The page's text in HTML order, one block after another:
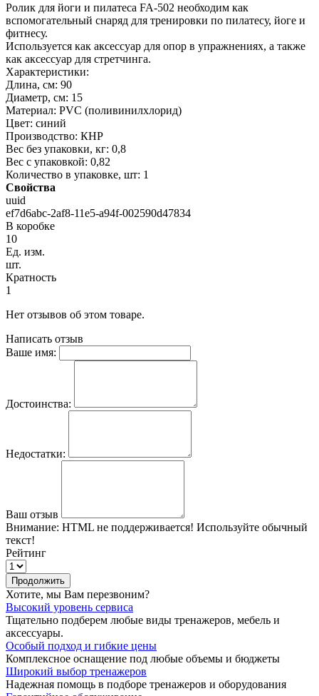
Ролик для йоги и пилатеса FA-502 необходим как
вспомогательный снаряд для тренировки по пилатесу, йоге и
фитнесу.
Используется как аксессуар для опор в упражнениях, а также
как аксессуар для стретчинга.
Характеристики:
Длина, см: 90
Диаметр, см: 15
Материал: PVC (поливинилхлорид)
Цвет: синий
Производство: КНР
Вес без упаковки, кг: 0,8
Вес с упаковкой: 0,82
Количество в упаковке, шт: 1
Свойства
uuid
ef7d6abc-2af8-11e5-a94f-002590d47834
В коробке
10
Ед. изм.
шт.
Кратность
1
Нет отзывов об этом товаре.
Написать отзыв
Ваше имя:
Достоинства:
Недостатки:
Ваш отзыв
Внимание: HTML не поддерживается! Используйте обычный
текст!
Рейтинг
Продолжить
Хотите, мы Вам перезвоним?
Высокий уровень сервиса
Тщательно подберем любые виды тренажеров, мебель и
аксессуары.
Особый подход и гибкие цены
Комплексное оснащение под любые объемы и бюджеты
Широкий выбор тренажеров
Надежная помощь в подборе тренажеров и оборудования